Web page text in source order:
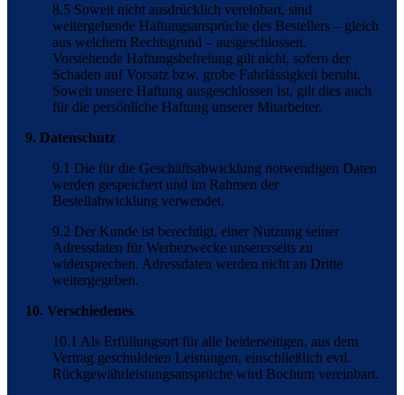
8.5 Soweit nicht ausdrücklich vereinbart, sind
weitergehende Haftungsansprüche des Bestellers – gleich
aus welchem Rechtsgrund – ausgeschlossen.
Vorstehende Haftungsbefreiung gilt nicht, sofern der
Schaden auf Vorsatz bzw. grobe Fahrlässigkeit beruht.
Soweit unsere Haftung ausgeschlossen ist, gilt dies auch
für die persönliche Haftung unserer Mitarbeiter.
9. Datenschutz
9.1 Die für die Geschäftsabwicklung notwendigen Daten
werden gespeichert und im Rahmen der
Bestellabwicklung verwendet.
9.2 Der Kunde ist berechtigt, einer Nutzung seiner
Adressdaten für Werbezwecke unsererseits zu
widersprechen. Adressdaten werden nicht an Dritte
weitergegeben.
10. Verschiedenes
10.1 Als Erfüllungsort für alle beiderseitigen, aus dem
Vertrag geschuldeten Leistungen, einschließlich evtl.
Rückgewährleistungsansprüche wird Bochum vereinbart.